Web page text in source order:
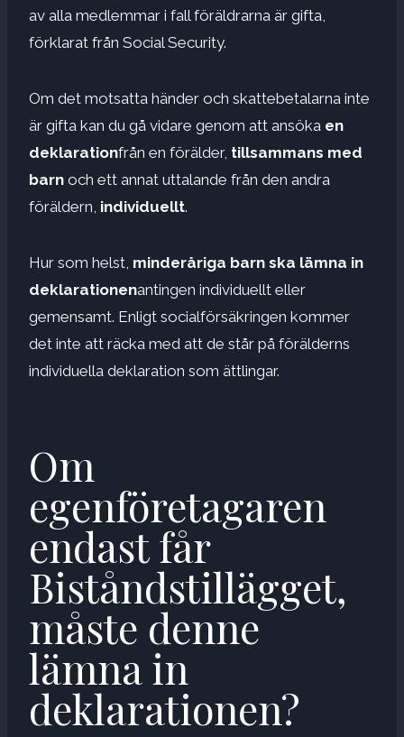
av alla medlemmar i fall föräldrarna är gifta,
förklarat från Social Security.
Om det motsatta händer och skattebetalarna inte
är gifta kan du gå vidare genom att ansöka en
deklarationfrån en förälder, tillsammans med
barn och ett annat uttalande från den andra
föräldern, individuellt.
Hur som helst, minderåriga barn ska lämna in
deklarationenantingen individuellt eller
gemensamt. Enligt socialförsäkringen kommer
det inte att räcka med att de står på förälderns
individuella deklaration som ättlingar.
Om
egenföretagaren
endast får
Biståndstillägget,
måste denne
lämna in
deklarationen?